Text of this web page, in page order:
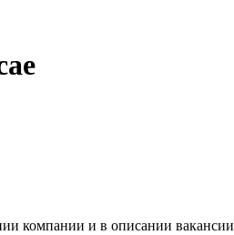
компании и в описании вакансии